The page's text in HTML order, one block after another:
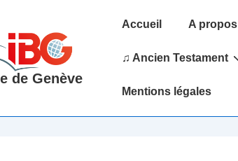
de Genève
Main
Accueil A propos
♫ Ancien Testament
Mentions légales